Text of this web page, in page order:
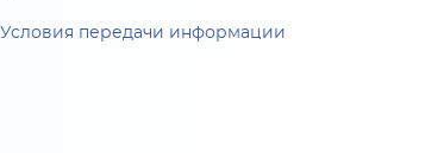
Условия передачи информации